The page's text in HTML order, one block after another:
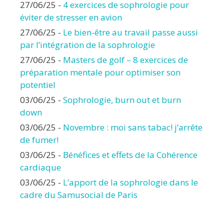
27/06/25 - 4 exercices de sophrologie pour
éviter de stresser en avion
27/06/25 - Le bien-être au travail passe aussi
par l’intégration de la sophrologie
27/06/25 - Masters de golf – 8 exercices de
préparation mentale pour optimiser son
potentiel
03/06/25 - Sophrologie, burn out et burn
down
03/06/25 - Novembre : moi sans tabac! j’arrête
de fumer!
03/06/25 - Bénéfices et effets de la Cohérence
cardiaque
03/06/25 - L’apport de la sophrologie dans le
cadre du Samusocial de Paris